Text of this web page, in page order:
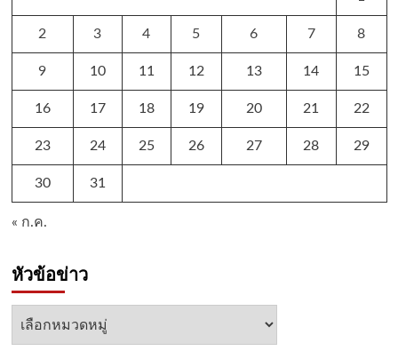
2 3 4 5 6 7 8
9 10 11 12 13 14 15
16 17 18 19 20 21 22
23 24 25 26 27 28 29
30 31
« ก.ค.
หัวข้อข่าว
หัวข้อ